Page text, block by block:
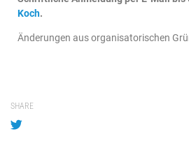
Koch.
Änderungen aus organisatorischen
SHARE